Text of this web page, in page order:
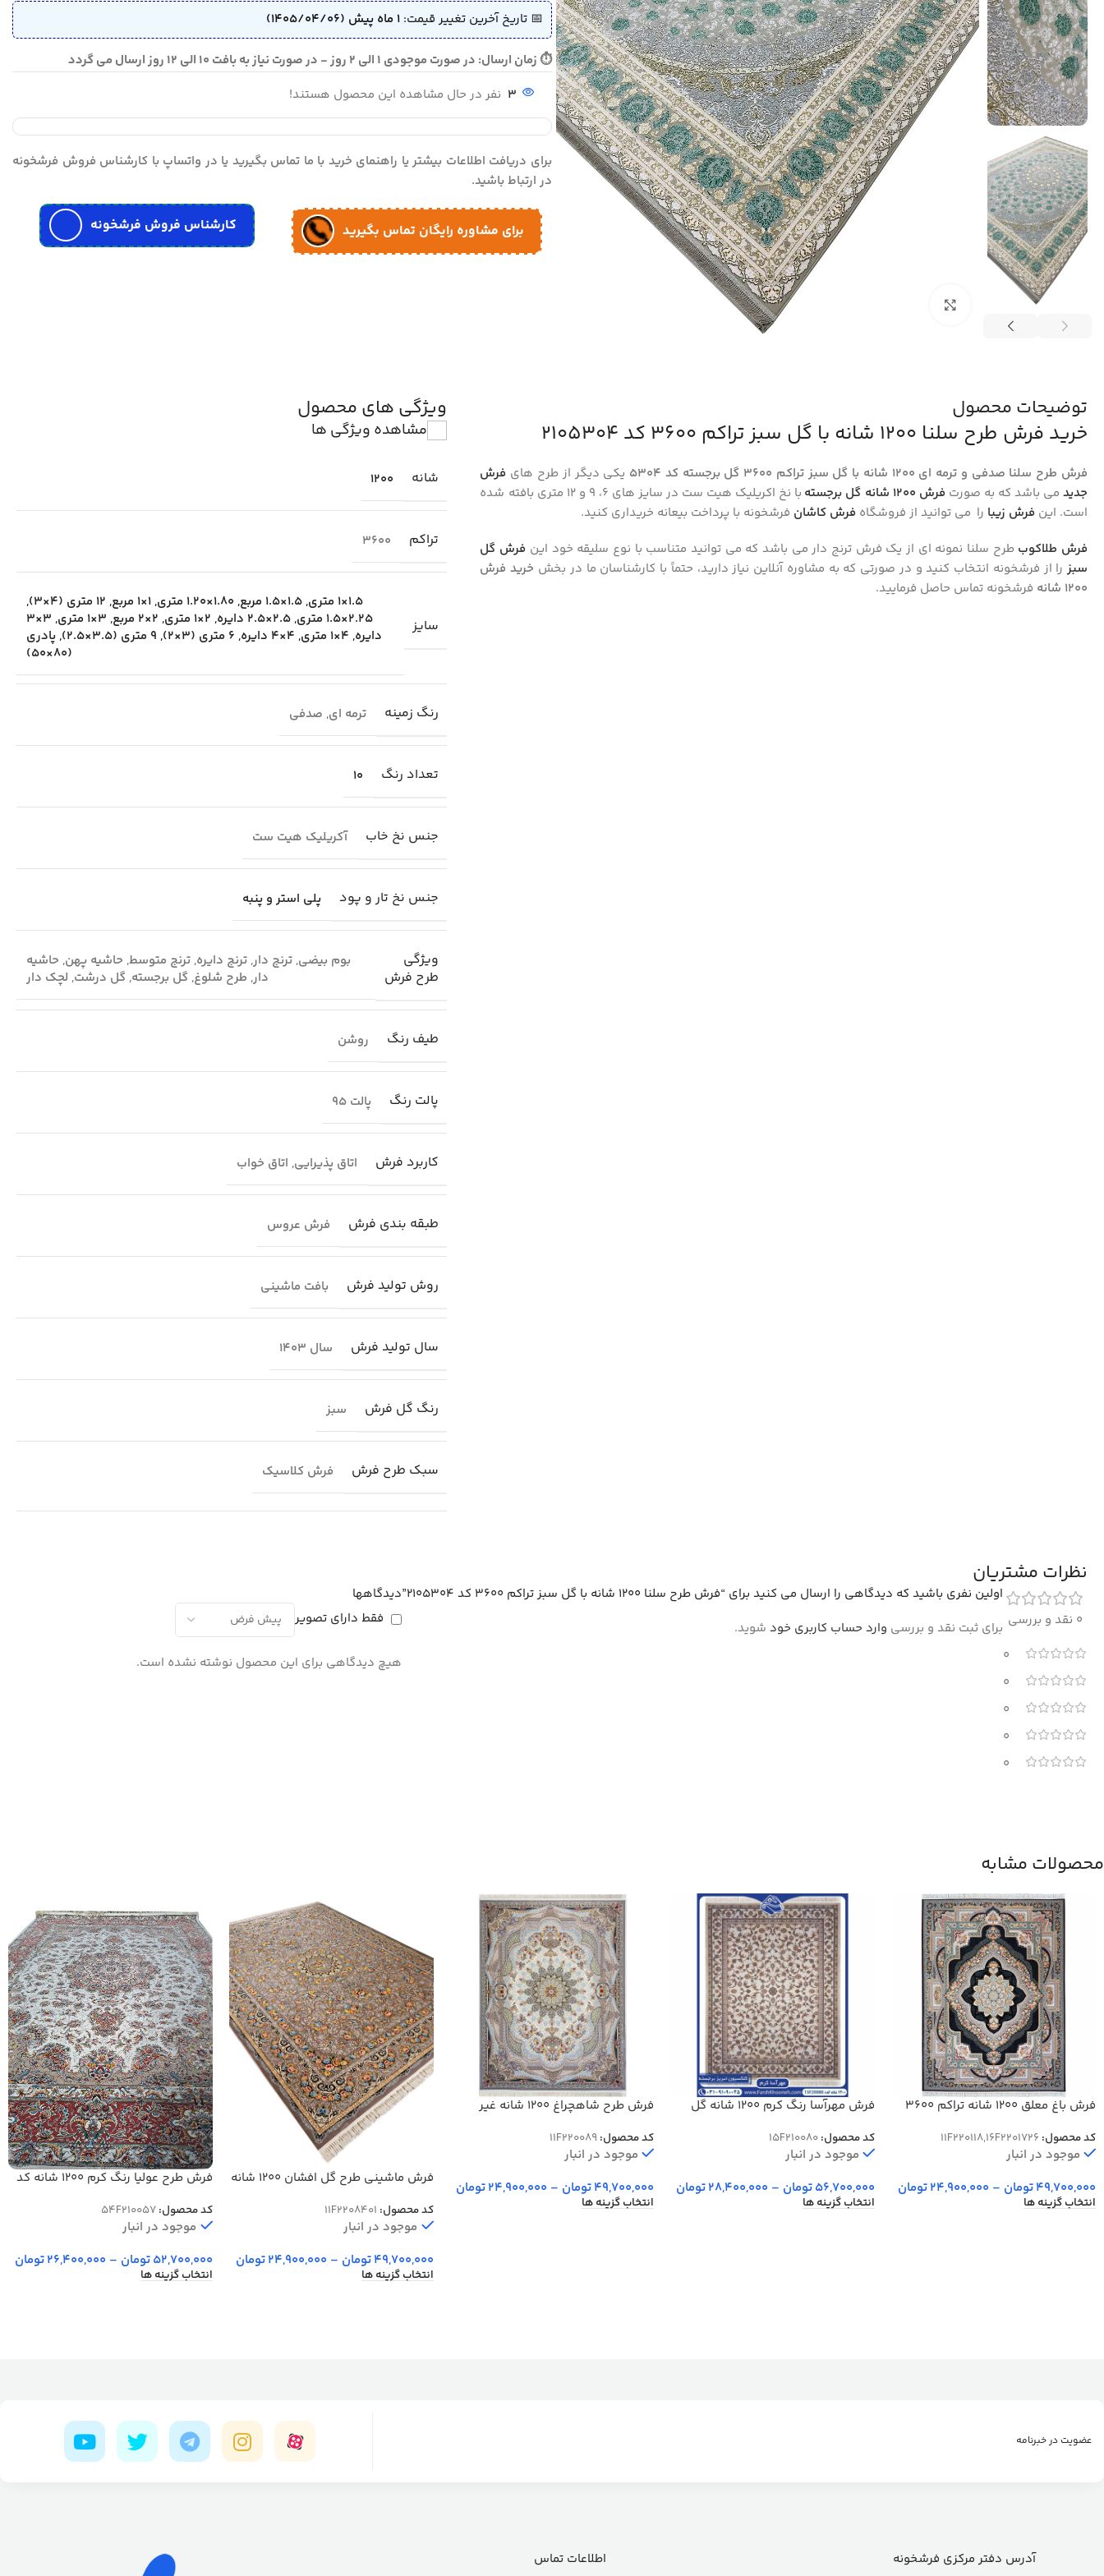
📅 تاریخ آخرین تغییر قیمت: 1 ماه پیش (1405/04/06)
⏱ زمان ارسال: در صورت موجودی 1 الی 2 روز - در صورت نیاز به بافت 10 الی 12 روز ارسال می گردد
3 نفر در حال مشاهده این محصول هستند!
برای دریافت اطلاعات بیشتر یا راهنمای خرید با ما تماس بگیرید یا در واتساپ با کارشناس فروش فرشخونه
در ارتباط باشید.
برای مشاوره رایگان تماس بگیرید کارشناس فروش فرشخونه
توضیحات محصول
خرید فرش طرح سلنا 1200 شانه با گل سبز تراکم 3600 کد 2105304
فرش طرح سلنا صدفی و ترمه ای 1200 شانه با گل سبز تراکم 3600 گل برجسته کد 5304 یکی دیگر از طرح های فرش
جدیدمی باشد که به صورت فرش ۱۲۰۰ شانه گل برجسته
با نخ اکریلیک هیت ست در سایز های 6، 9 و 12 متری بافته شده
است. این فرش زیبا را می توانید از فروشگاه فرش کاشان فرشخونه با پرداخت بیعانه خریداری کنید.
فرش طلاکوب طرح سلنا نمونه ای از یک فرش ترنج دار می باشد که می توانید متناسب با نوع سلیقه خود این فرش گل
سبز را از فرشخونه انتخاب کنید و در صورتی که به مشاوره آنلاین نیاز دارید، حتماً با کارشناسان ما در بخش خرید فرش
1200 شانه
فرشخونه تماس حاصل فرمایید.
ویژگی های محصول
مشاهده ویژگی ها
شانه 1200
تراکم 3600
سایز
1.5×1 متری ,1.5×1.5 مربع , 1.80×1.20 متری ,1×1 مربع , 12 متری (4×3)
,
2.25×1.5 متری
,2.5×2.5 دایره , 2×1 متری , 2×2 مربع , 3×1 متری ,
3×3
دایره, 4×1 متری , 4×4 دایره , 6 متری (3×2) , 9 متری (3.5×2.5) ,پادری
(80×50)
رنگ زمینه ترمه ای, صدفی
تعداد رنگ 10
جنس نخ خاب آکریلیک هیت ست
جنس نخ تار و پود پلی استر و پنبه
ویژگی
طرح فرش
بوم بیضی, ترنج دار, ترنج دایره, ترنج متوسط, حاشیه پهن, حاشیه
دار, طرح شلوغ, گل برجسته, گل درشت, لچک دار
طیف رنگ روشن
پالت رنگ پالت 95
کاربرد فرش اتاق پذیرایی, اتاق خواب
طبقه بندی فرش فرش عروس
روش تولید فرش بافت ماشینی
سال تولید فرش سال 1403
رنگ گل فرش سبز
سبک طرح فرش فرش کلاسیک
نظرات مشتریان
0 نقد و بررسی
0
0
0
0
0
دیدگاهها
فقط دارای تصویر
هیچ دیدگاهی برای این محصول نوشته نشده است.
اولین نفری باشید که دیدگاهی را ارسال می کنید برای “فرش طرح سلنا 1200 شانه با گل سبز تراکم 3600 کد 2105304”
برای ثبت نقد و بررسی وارد حساب کاربری خود شوید.
محصولات مشابه
فرش باغ معلق 1200 شانه تراکم 3600
کد محصول: 11F220118,16F2201726
موجود در انبار
49,700,000تومان –
24,900,000تومان
انتخاب گزینه ها
فرش مهرآسا رنگ کرم 1200 شانه گل
کد محصول:15F210080
موجود در انبار
56,700,000تومان –
28,400,000تومان
انتخاب گزینه ها
فرش طرح شاهچراغ 1200 شانه غیر
کد محصول: 11F220089
موجود در انبار
49,700,000تومان –
24,900,000تومان
انتخاب گزینه ها
فرش ماشینی طرح گل افشان 1200 شانه
کد محصول: 11F2208401
موجود در انبار
49,700,000تومان –
24,900,000تومان
انتخاب گزینه ها
فرش طرح عولیا رنگ کرم 1200 شانه کد
کد محصول:54F210057
موجود در انبار
52,700,000تومان –
26,400,000تومان
انتخاب گزینه ها
عضویت در خبرنامه
آدرس دفتر مرکزی فرشخونه اطلاعات تماس